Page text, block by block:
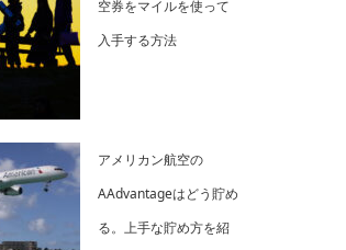
空券をマイルを使って
入手する方法
アメリカン航空の
AAdvantageはどう貯め
る。上手な貯め方を紹